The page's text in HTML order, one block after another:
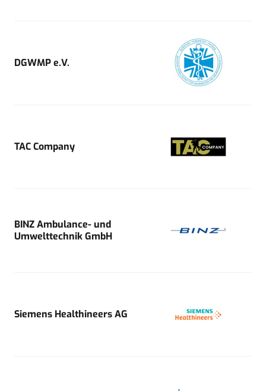
DGWMP e.V.
TAC Company
BINZ Ambulance- und
Umwelttechnik GmbH
Siemens Healthineers AG